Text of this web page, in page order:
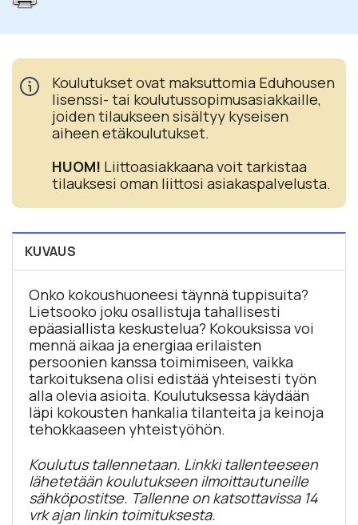
Koulutukset ovat maksuttomia Eduhousen
lisenssi- tai koulutussopimusasiakkaille,
joiden tilaukseen sisältyy kyseisen
aiheen etäkoulutukset.
HUOM! Liittoasiakkaana voit tarkistaa
tilauksesi oman liittosi asiakaspalvelusta.
KUVAUS
Onko kokoushuoneesi täynnä tuppisuita?
Lietsooko joku osallistuja tahallisesti
epäasiallista keskustelua? Kokouksissa voi
mennä aikaa ja energiaa erilaisten
persoonien kanssa toimimiseen, vaikka
tarkoituksena olisi edistää yhteisesti työn
alla olevia asioita. Koulutuksessa käydään
läpi kokousten hankalia tilanteita ja keinoja
tehokkaaseen yhteistyöhön.
Koulutus tallennetaan. Linkki tallenteeseen
lähetetään koulutukseen ilmoittautuneille
sähköpostitse. Tallenne on katsottavissa 14
vrk ajan linkin toimituksesta.